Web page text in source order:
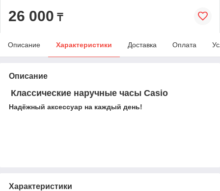
26 000 ₸
Описание Характеристики Доставка Оплата
Описание
Классические наручные часы Casio
Надёжный аксессуар на каждый день!
Характеристики